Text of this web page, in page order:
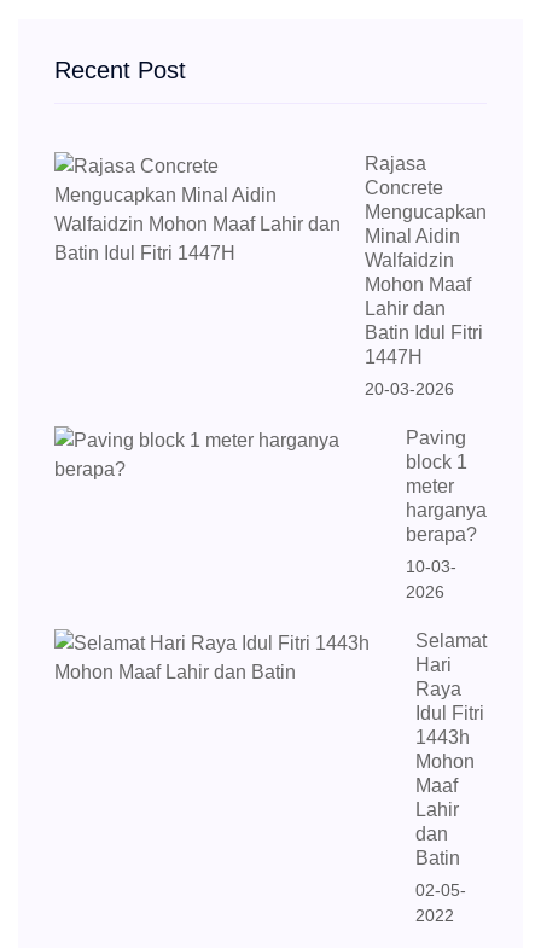
Recent Post
Rajasa
Concrete
Mengucapkan
Minal Aidin
Walfaidzin
Mohon Maaf
Lahir dan
Batin Idul Fitri
1447H
20-03-2026
Paving
block 1
meter
harganya
berapa?
10-03-
2026
Selamat
Hari
Raya
Idul Fitri
1443h
Mohon
Maaf
Lahir
dan
Batin
02-05-
2022